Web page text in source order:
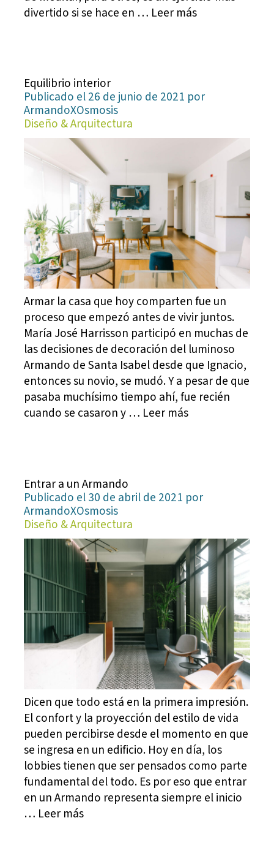
divertido si se hace en … Leer más
Equilibrio interior
Publicado el 26 de junio de 2021 por
ArmandoXOsmosis
Diseño & Arquitectura
Armar la casa que hoy comparten fue un
proceso que empezó antes de vivir juntos.
María José Harrisson participó en muchas de
las decisiones de decoración del luminoso
Armando de Santa Isabel desde que Ignacio,
entonces su novio, se mudó. Y a pesar de que
pasaba muchísimo tiempo ahí, fue recién
cuando se casaron y … Leer más
Entrar a un Armando
Publicado el 30 de abril de 2021 por
ArmandoXOsmosis
Diseño & Arquitectura
Dicen que todo está en la primera impresión.
El confort y la proyección del estilo de vida
pueden percibirse desde el momento en que
se ingresa en un edificio. Hoy en día, los
lobbies tienen que ser pensados como parte
fundamental del todo. Es por eso que entrar
en un Armando representa siempre el inicio
… Leer más